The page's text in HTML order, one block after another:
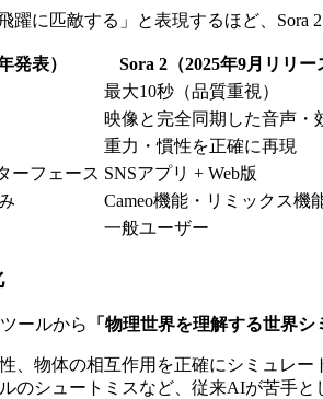
躍に匹敵する」と表現するほど、Sora
発表）
Sora 2（2025年9月リリー
最大10秒（品質重視）
映像と完全同期した音声・
重力・慣性を正確に再現
ーフェース SNSアプリ + Web版
Cameo機能・リミックス機
一般ユーザー
ールから 「物理世界を理解する世界シ
、物体の相互作用を正確にシミュレー
のシュートミスなど、従来AIが苦手